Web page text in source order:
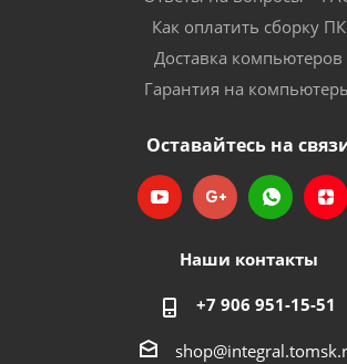
Как оплатить сборку ПК
Доставка компьютеров
Гарантия на
Оставайтесь на
Наши контакты
+7 906 951-15-51